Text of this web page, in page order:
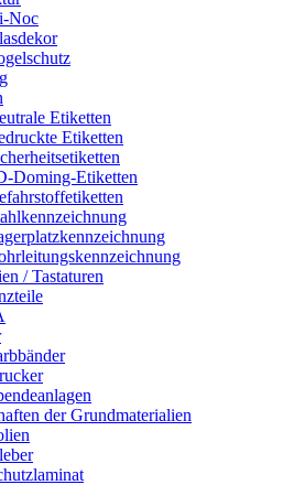
Noc
Etiketten
Etiketten
Doming-Etiketten
/ Tastaturen
der Grundmaterialien